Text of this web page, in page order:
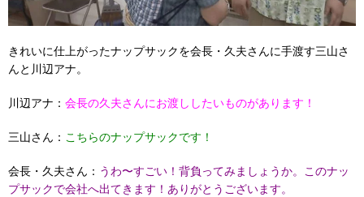
きれいに仕上がったナップサックを会長・久夫さんに手渡す三山さ
んと川辺アナ。
川辺アナ： 会長の久夫さんにお渡ししたいものがあります！
三山さん： こちらのナップサックです！
会長・久夫さん： うわ〜すごい！背負ってみましょうか。このナッ
プサックで会社へ出てきます！ありがとうございます。